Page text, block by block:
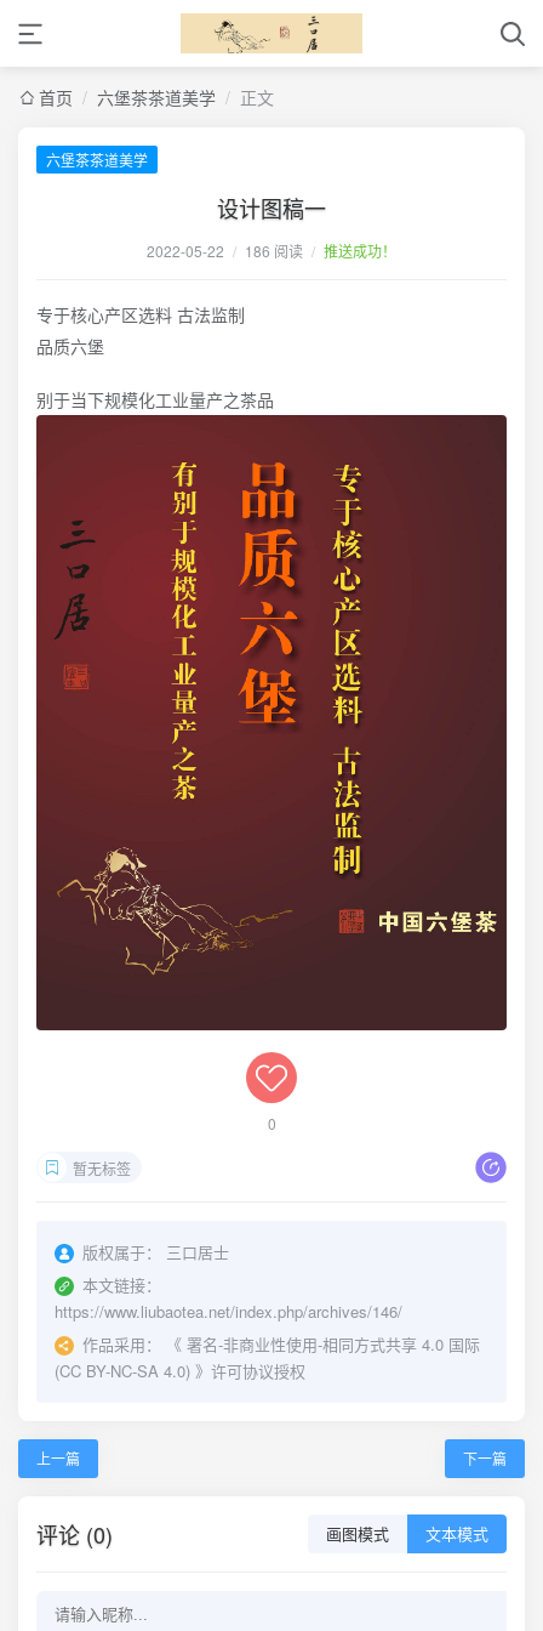
首页 / 六堡茶茶道美学 / 正文
六堡茶茶道美学
设计图稿一
2022-05-22 / 186 阅读 / 推送成功！
专于核心产区选料 古法监制
品质六堡
别于当下规模化工业量产之茶品
0
暂无标签
版权属于：
三口居士
本文链接：
https://www.liubaotea.net/index.php/archives/146/
作品采用：
《 署名-非商业性使用-相同方式共享 4.0 国际
(CC BY-NC-SA 4.0) 》许可协议授权
上一篇 下一篇
评论 (0) 画图模式 文本模式